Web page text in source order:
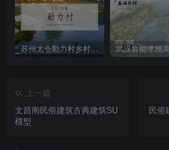
苏州太仓勤力村乡村振兴规划策划方案
上一篇
文昌阁民俗建筑古典建筑SU
模型
民俗